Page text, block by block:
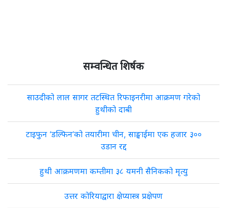
सम्वन्धित शिर्षक
साउदीको लाल सागर तटस्थित रिफाइनरीमा आक्रमण गरेको
हुथीको दाबी
टाइफुन ‘डल्फिन’को तयारीमा चीन, साङ्घाईमा एक हजार ३००
उडान रद्द
हुथी आक्रमणमा कम्तीमा ३८ यमनी सैनिकको मृत्यु
उत्तर कोरियाद्वारा क्षेप्यास्त्र प्रक्षेपण